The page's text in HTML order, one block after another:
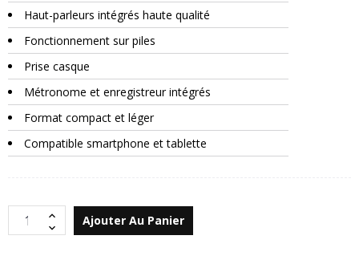
Haut-parleurs intégrés haute qualité
Fonctionnement sur piles
Prise casque
Métronome et enregistreur intégrés
Format compact et léger
Compatible smartphone et tablette
Ajouter Au Panier